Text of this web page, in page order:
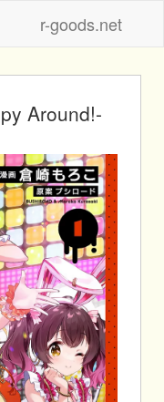
r-goods.net
Around!-